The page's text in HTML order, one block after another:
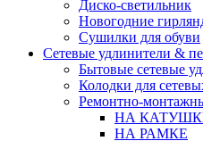
Диско-светильник
Новогодние
Сушилки для обуви
Сетевые удлинители &
Бытовые сетевые
Колодки для
Ремонтно-
НА
НА РАМКЕ